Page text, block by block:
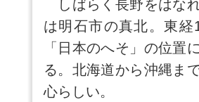
しばらく長野をはな
は明石市の真北。東
「日本のへそ」の位置
る。北海道から沖縄ま
心らしい。